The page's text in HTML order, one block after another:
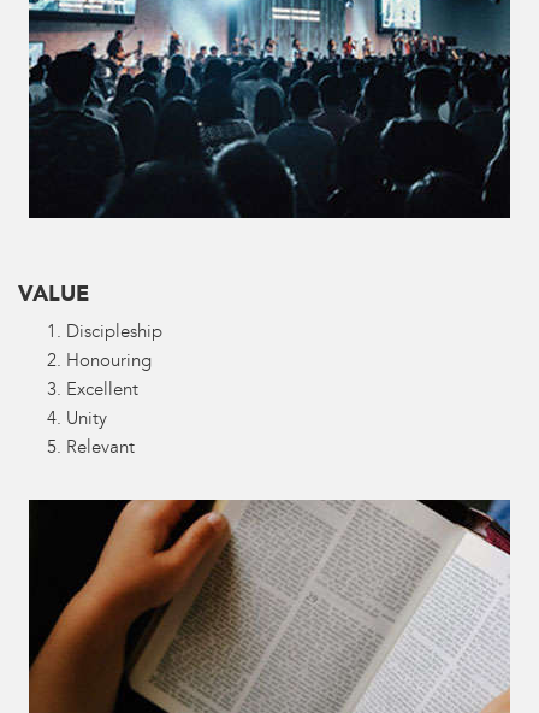
VALUE
Discipleship
Honouring
Excellent
Unity
Relevant